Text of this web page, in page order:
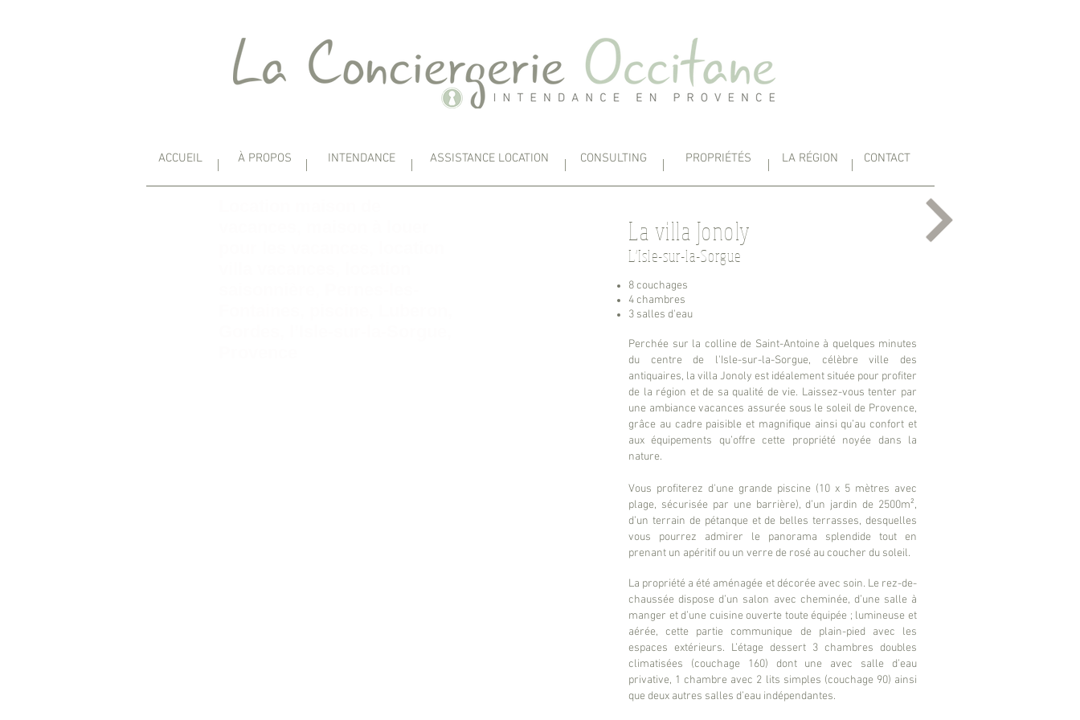
ACCUEIL À PROPOS INTENDANCE ASSISTANCE LOCATION CONSULTING PROPRIÉTÉS LA RÉGION CONTACT
La villa Jonoly
L'Isle-sur-la-Sorgue
8 couchages
4 chambres
3 salles d'eau
Perchée sur la colline de Saint-Antoine à quelques minutes
du centre de l'Isle-sur-la-Sorgue, célèbre ville des
antiquaires, la villa Jonoly est idéalement située pour profiter
de la région et de sa qualité de vie. Laissez-vous tenter par
une ambiance vacances assurée sous le soleil de Provence,
grâce au cadre paisible et magnifique ainsi qu’au confort et
aux équipements qu’offre cette propriété noyée dans la
nature.
Vous profiterez d'une grande piscine (10 x 5 mètres avec
plage, sécurisée par une barrière), d’un jardin de 2500m²,
d’un terrain de pétanque et de belles terrasses, desquelles
vous pourrez admirer le panorama splendide tout en
prenant un apéritif ou un verre de rosé au coucher du soleil.
La propriété a été aménagée et décorée avec soin. Le rez-de-
chaussée dispose d’un salon avec cheminée, d’une salle à
manger et d’une cuisine ouverte toute équipée ; lumineuse et
aérée, cette partie communique de plain-pied avec les
espaces extérieurs. L’étage dessert 3 chambres doubles
climatisées (couchage 160) dont une avec salle d’eau
privative, 1 chambre avec 2 lits simples (couchage 90) ainsi
que deux autres salles d’eau indépendantes.